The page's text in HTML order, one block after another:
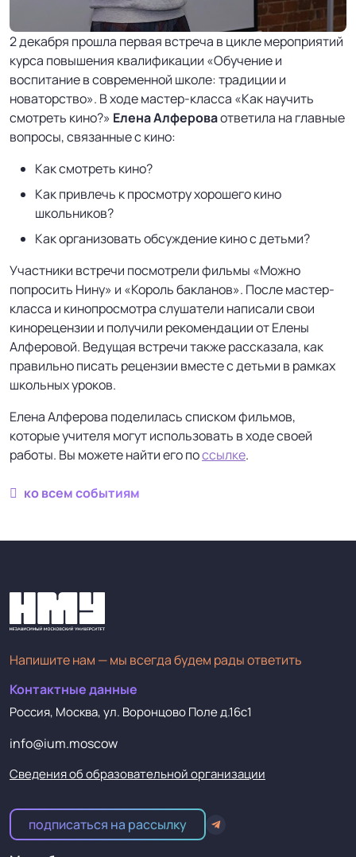
2 декабря прошла первая встреча в цикле мероприятий
курса повышения квалификации «Обучение и
воспитание в современной школе: традиции и
новаторство». В ходе мастер-класса «Как научить
смотреть кино?» Елена Алфероваответила на главные
вопросы, связанные с кино:
Как смотреть кино?
Как привлечь к просмотру хорошего кино
школьников?
Как организовать обсуждение кино с детьми?
Участники встречи посмотрели фильмы «Можно
попросить Нину» и «Король бакланов». После мастер-
класса и кинопросмотра слушатели написали свои
кинорецензии и получили рекомендации от Елены
Алферовой. Ведущая встречи также рассказала, как
правильно писать рецензии вместе с детьми в рамках
школьных уроков.
Елена Алферова поделилась списком фильмов,
которые учителя могут использовать в ходе своей
работы. Вы можете найти его поссылке.
ко всем событиям
Напишите нам — мы всегда будем рады ответить
Контактные данные
Россия, Москва, ул. Воронцово Поле д.16с1
info@ium.moscow
Сведения об образовательной организации
подписаться на рассылку